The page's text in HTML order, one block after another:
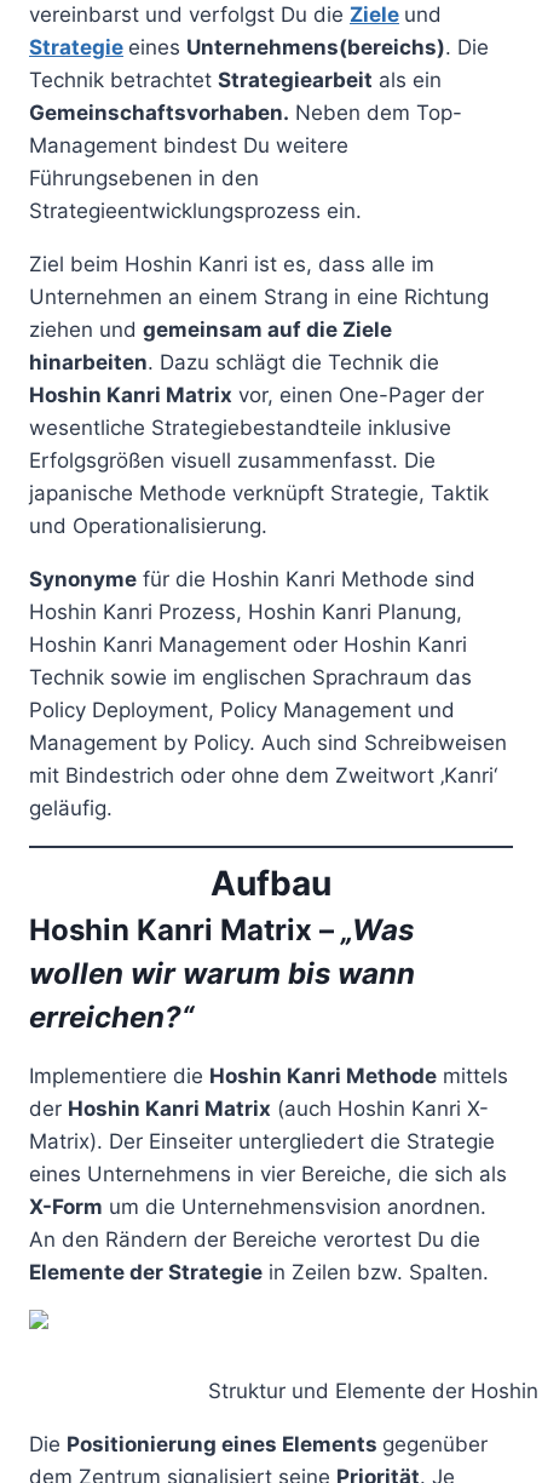
vereinbarst und verfolgst Du die Ziele und
Strategie eines Unternehmens(bereichs). Die
Technik betrachtet Strategiearbeit als ein
Gemeinschaftsvorhaben. Neben dem Top-
Management bindest Du weitere
Führungsebenen in den
Strategieentwicklungsprozess ein.
Ziel beim Hoshin Kanri ist es, dass alle im
Unternehmen an einem Strang in eine Richtung
ziehen und gemeinsam auf die Ziele
hinarbeiten. Dazu schlägt die Technik die
Hoshin Kanri Matrix vor, einen One-Pager der
wesentliche Strategiebestandteile inklusive
Erfolgsgrößen visuell zusammenfasst. Die
japanische Methode verknüpft Strategie, Taktik
und Operationalisierung.
Synonyme für die Hoshin Kanri Methode sind
Hoshin Kanri Prozess, Hoshin Kanri Planung,
Hoshin Kanri Management oder Hoshin Kanri
Technik sowie im englischen Sprachraum das
Policy Deployment, Policy Management und
Management by Policy. Auch sind Schreibweisen
mit Bindestrich oder ohne dem Zweitwort ‚Kanri‘
geläufig.
Aufbau
Hoshin Kanri Matrix – „Was
wollen wir warum bis wann
erreichen?“
Implementiere die Hoshin Kanri Methode mittels
der Hoshin Kanri Matrix (auch Hoshin Kanri X-
Matrix). Der Einseiter untergliedert die Strategie
eines Unternehmens in vier Bereiche, die sich als
X-Form um die Unternehmensvision anordnen.
An den Rändern der Bereiche verortest Du die
Elemente der Strategie in Zeilen bzw. Spalten.
Struktur und Elemente der
Die Positionierung eines Elements gegenüber
dem Zentrum signalisiert seine Priorität. Je